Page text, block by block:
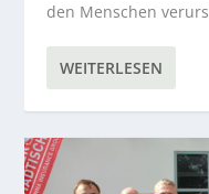
den Menschen
WEITERLESEN